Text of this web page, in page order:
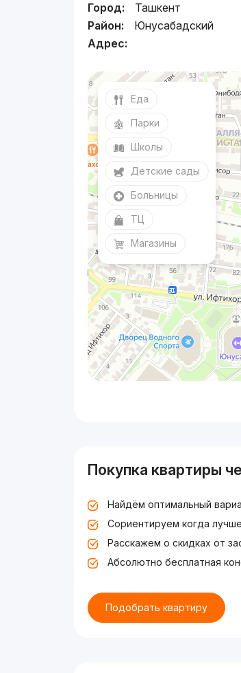
Город:
Ташкент
Район:
Юнусабадский
Адрес:
Еда
Парки
Школы
Детские сады
Больницы
ТЦ
Магазины
Покупка квартиры
Найдём оптимальный
Сориентируем когда
Расскажем о скидках от
Абсолютно бесплатная
Подобрать квартиру